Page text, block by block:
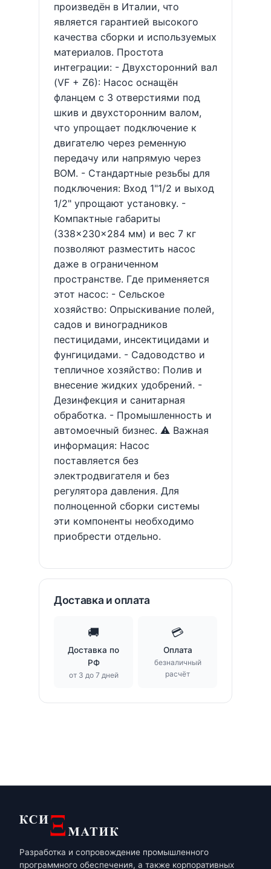
произведён в Италии, что
является гарантией высокого
качества сборки и используемых
материалов. Простота
интеграции: - Двухсторонний вал
(VF + Z6): Насос оснащён
фланцем с 3 отверстиями под
шкив и двухсторонним валом,
что упрощает подключение к
двигателю через ременную
передачу или напрямую через
ВОМ. - Стандартные резьбы для
подключения: Вход 1"1/2 и выход
1/2" упрощают установку. -
Компактные габариты
(338×230×284 мм) и вес 7 кг
позволяют разместить насос
даже в ограниченном
пространстве. Где применяется
этот насос: - Сельское
хозяйство: Опрыскивание полей,
садов и виноградников
пестицидами, инсектицидами и
фунгицидами. - Садоводство и
тепличное хозяйство: Полив и
внесение жидких удобрений. -
Дезинфекция и санитарная
обработка. - Промышленность и
автомоечный бизнес. ⚠️ Важная
информация: Насос
поставляется без
электродвигателя и без
регулятора давления. Для
полноценной сборки системы
эти компоненты необходимо
приобрести отдельно.
Доставка и оплата
🚚
Доставка по
РФ
от 3 до 7 дней
💳
Оплата
безналичный
расчёт
Разработка и сопровождение промышленного
программного обеспечения, а также корпоративных